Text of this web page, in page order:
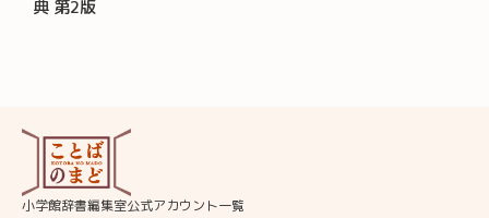
典 第2版
小学館辞書編集室公式アカウント一覧